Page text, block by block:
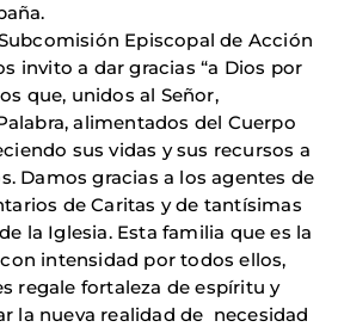
Episcopal de Acción
invito a dar gracias “a Dios por
que, unidos al Señor,
alimentados del Cuerpo
sus vidas y sus recursos a
Damos gracias a los agentes de
de Caritas y de tantísimas
la Iglesia. Esta familia que es la
intensidad por todos ellos,
regale fortaleza de espíritu y
la nueva realidad de necesidad